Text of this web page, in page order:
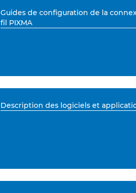
Guides de configuration de la
fil PIXMA
Description des logiciels et